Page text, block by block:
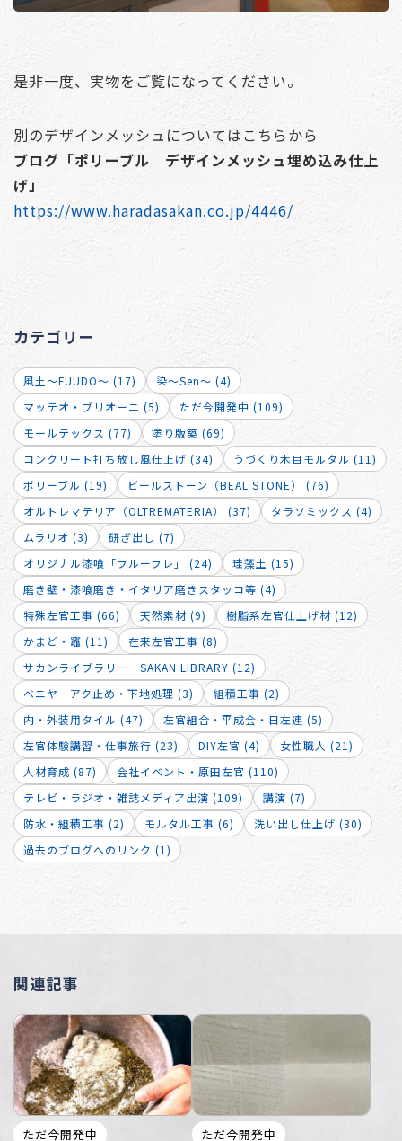
是非一度、実物をご覧になってください。
別のデザインメッシュについてはこちらから
ブログ「ポリーブル デザインメッシュ埋め込み仕上
げ」
https://www.haradasakan.co.jp/4446/
カテゴリー
風土～FUUDO～ (17)
染～Sen～ (4)
マッテオ・ブリオーニ (5)
ただ今開発中 (109)
モールテックス (77)
塗り版築 (69)
コンクリート打ち放し風仕上げ (34)
うづくり木目モルタル (11)
ポリーブル (19)
ビールストーン（BEAL STONE） (76)
オルトレマテリア（OLTREMATERIA） (37)
タラソミックス (4)
ムラリオ (3)
研ぎ出し (7)
オリジナル漆喰「フルーフレ」 (24)
珪藻土 (15)
磨き壁・漆喰磨き・イタリア磨きスタッコ等 (4)
特殊左官工事 (66)
天然素材 (9)
樹脂系左官仕上げ材 (12)
かまど・竈 (11)
在来左官工事 (8)
サカンライブラリー SAKAN LIBRARY (12)
ベニヤ アク止め・下地処理 (3)
組積工事 (2)
内・外装用タイル (47)
左官組合・平成会・日左連 (5)
左官体験講習・仕事旅行 (23)
DIY左官 (4)
女性職人 (21)
人材育成 (87)
会社イベント・原田左官 (110)
テレビ・ラジオ・雑誌メディア出演 (109)
講演 (7)
防水・組積工事 (2)
モルタル工事 (6)
洗い出し仕上げ (30)
過去のブログへのリンク (1)
関連記事
ただ今開発中 ただ今開発中